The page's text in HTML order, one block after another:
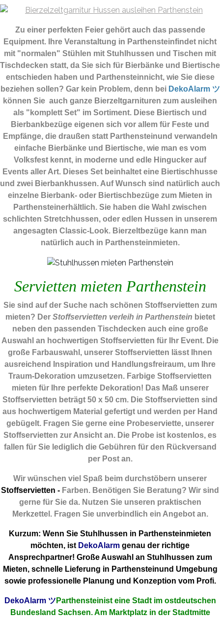
Zu einer perfekten Feier gehört auch das passende
Equipment.
Ihre Veranstaltung in Parthensteinfindet nicht
mit "normalen" Stühlen mit Stuhlhussen und Tischen mit
Tischdecken statt, da Sie sich für Bierbänke und Biertische
entschieden haben und Parthensteinnicht, wie Sie diese
beziehen sollen? Gar kein Problem, denn bei DekoAlarm ツ
können Sie auch ganze Bierzeltgarnituren zum ausleihen
als "komplett Set" im Sortiment. Diese Biertisch und
Bierbankbezüge eigenen sich vor allem für Feste und
Empfänge, die draußen statt Parthensteinund verwandeln
einfache Bierbänke und Biertische, wie man es vom
Volksfest kennt, in moderne und edle Hingucker auf
Events aller Art. Dieses Set beinhaltet eine Biertischhusse
und zwei Bierbankhussen. Auf Wunsch sind natürlich auch
einzelne Bierbank- oder Biertischbezüge zum Mieten in
Parthensteinerhältlich. Sie haben die Wahl zwischen
schlichten Stretchhussen, oder edlen Hussen in unserem
angesagten Classic-Look. Bierzeltbezüge kann man
natürlich auch in Parthensteinmieten.
Servietten mieten Parthenstein
Sie sind auf der Suche nach schönen Stoffservietten zum
mieten? Der Stoffservietten verleih in Parthenstein bietet
neben den passenden Tischdecken auch eine große
Auswahl an hochwertigen Stoffservietten für Ihr Event. Die
große Farbauswahl, unserer Stoffservietten lässt Ihnen
ausreichend Inspiration und Handlungsfreiraum, um Ihre
Traum-Dekoration umzusetzen. Farbige Stoffservietten
mieten für Ihre perfekte Dekoration! Das Maß unserer
Stoffservietten beträgt 50 x 50 cm. Die Stoffservietten sind
aus hochwertigem Material gefertigt und werden per Hand
gebügelt. Fragen Sie gerne eine Probeserviette, unserer
Stoffservietten zur Ansicht an. Die Probe ist kostenlos, es
fallen für Sie lediglich die Gebühren für den Rückversand
per Post an.
Wir wünschen viel Spaß beim durchstöbern unserer
Stoffservietten - Farben. Benötigen Sie Beratung? Wir sind
gerne für Sie da. Nutzen Sie unseren praktischen
Merkzettel. Fragen Sie unverbindlich ein Angebot an.
Kurzum: Wenn Sie Stuhlhussen in Parthensteinmieten
möchten, ist DekoAlarm genau der richtige
Ansprechpartner! Große Auswahl an Stuhlhussen zum
Mieten, schnelle Lieferung in Parthensteinund Umgebung
sowie professionelle Planung und Konzeption vom Profi.
DekoAlarm ツ Parthensteinist eine Stadt im ostdeutschen
Bundesland Sachsen. Am Marktplatz in der Stadtmitte